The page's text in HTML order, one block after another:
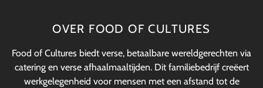
OVER FOOD OF CULTURES
Food of Cultures biedt verse, betaalbare wereldgerechten via
catering en verse afhaalmaaltijden. Dit familiebedrijf creëert
werkgelegenheid voor mensen met een afstand tot de